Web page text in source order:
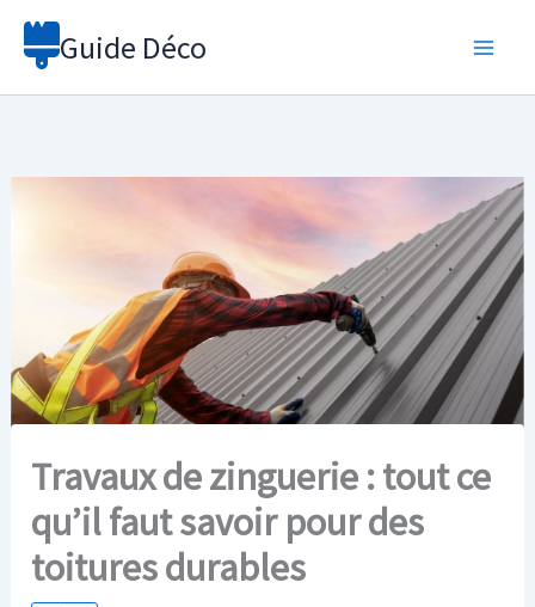
Aller
Guide Déco
Travaux de zinguerie : tout ce
qu’il faut savoir pour des
toitures durables